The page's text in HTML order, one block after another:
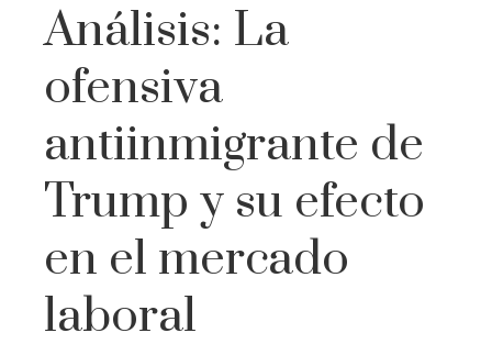
Análisis: La
ofensiva
antiinmigrante de
Trump y su efecto
en el mercado
laboral